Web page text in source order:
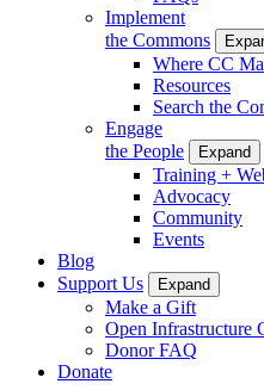
Implement
the Commons
Where CC
Resources
Search the
Engage
the People
Expand
Training +
Advocacy
Community
Events
Blog
Support Us
Expand
Make a Gift
Open Infrastructure
Donor FAQ
Donate